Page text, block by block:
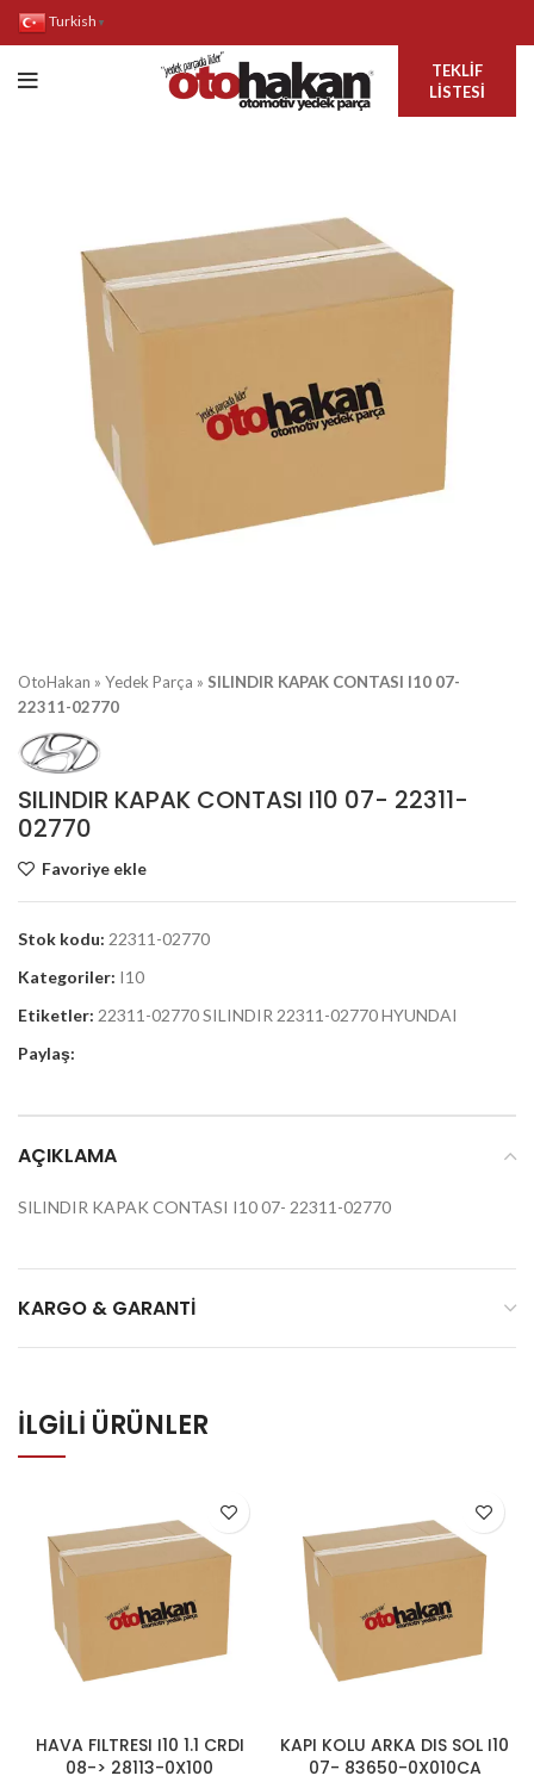
Turkish ▼
TEKLIF
LISTESI
OtoHakan » Yedek Parça » SILINDIR KAPAK CONTASI I10 07-
22311-02770
SILINDIR KAPAK CONTASI I10 07- 22311-
02770
Favoriye ekle
Stok kodu: 22311-02770
Kategoriler: I10
Etiketler: 22311-02770 SILINDIR 22311-02770 HYUNDAI
Paylaş:
AÇIKLAMA
SILINDIR KAPAK CONTASI I10 07- 22311-02770
KARGO & GARANTI
İLGILI ÜRÜNLER
HAVA FILTRESI I10 1.1 CRDI
08-> 28113-0X100
KAPI KOLU ARKA DIS SOL I10
07- 83650-0X010CA